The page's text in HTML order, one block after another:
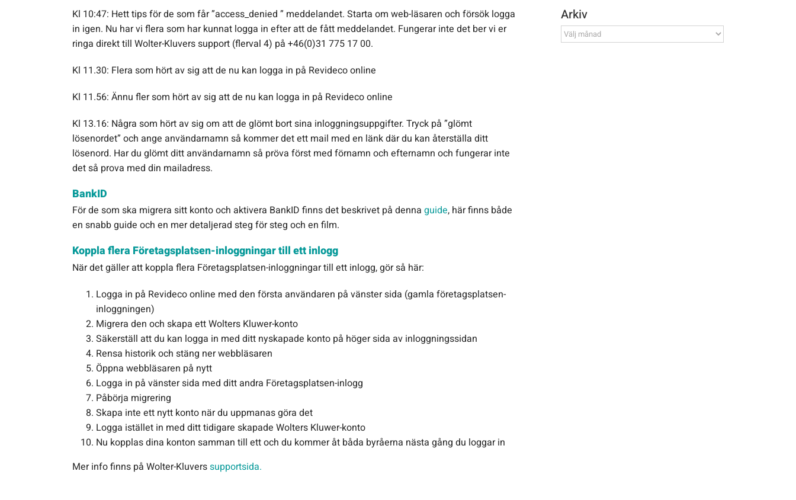
Kl 10:47: Hett tips för de som får ”access_denied ” meddelandet. Starta om web-läsaren och försök logga
in igen. Nu har vi flera som har kunnat logga in efter att de fått meddelandet. Fungerar inte det ber vi er
ringa direkt till Wolter-Kluvers support (flerval 4) på +46(0)31 775 17 00.
Kl 11.30: Flera som hört av sig att de nu kan logga in på Revideco online
Kl 11.56: Ännu fler som hört av sig att de nu kan logga in på Revideco online
Kl 13.16: Några som hört av sig om att de glömt bort sina inloggningsuppgifter. Tryck på ”glömt
lösenordet” och ange användarnamn så kommer det ett mail med en länk där du kan återställa ditt
lösenord. Har du glömt ditt användarnamn så pröva först med förnamn och efternamn och fungerar inte
det så prova med din mailadress.
BankID
För de som ska migrera sitt konto och aktivera BankID finns det beskrivet på denna guide, här finns både
en snabb guide och en mer detaljerad steg för steg och en film.
Koppla flera Företagsplatsen-inloggningar till ett inlogg
När det gäller att koppla flera Företagsplatsen-inloggningar till ett inlogg, gör så här:
Logga in på Revideco online med den första användaren på vänster sida (gamla företagsplatsen-
inloggningen)
Migrera den och skapa ett Wolters Kluwer-konto
Säkerställ att du kan logga in med ditt nyskapade konto på höger sida av inloggningssidan
Rensa historik och stäng ner webbläsaren
Öppna webbläsaren på nytt
Logga in på vänster sida med ditt andra Företagsplatsen-inlogg
Påbörja migrering
Skapa inte ett nytt konto när du uppmanas göra det
Logga istället in med ditt tidigare skapade Wolters Kluwer-konto
Nu kopplas dina konton samman till ett och du kommer åt båda byråerna nästa gång du loggar in
Mer info finns på Wolter-Kluverssupportsida.
Arkiv
Arkiv